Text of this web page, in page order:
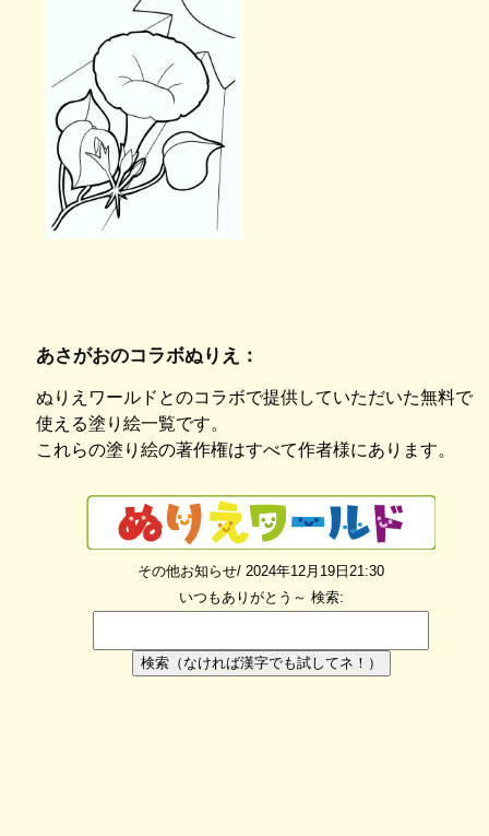
あさがおのコラボぬりえ：
ぬりえワールドとのコラボで提供していただいた無料で
使える塗り絵一覧です。
これらの塗り絵の著作権はすべて作者様にあります。
その他お知らせ/ 2024年12月19日21:30
いつもありがとう～ 検索:
検索（なければ漢字でも試してネ！）